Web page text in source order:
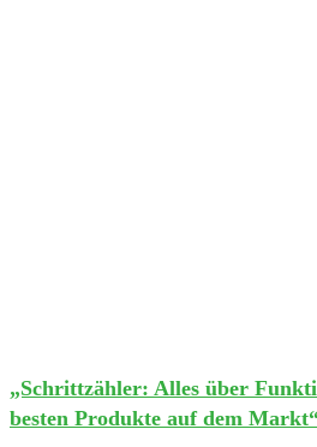
„Schrittzähler: Alles über
besten Produkte auf dem